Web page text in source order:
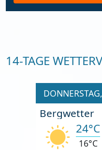
14-TAGE
Bergwetter
24°C
16°C